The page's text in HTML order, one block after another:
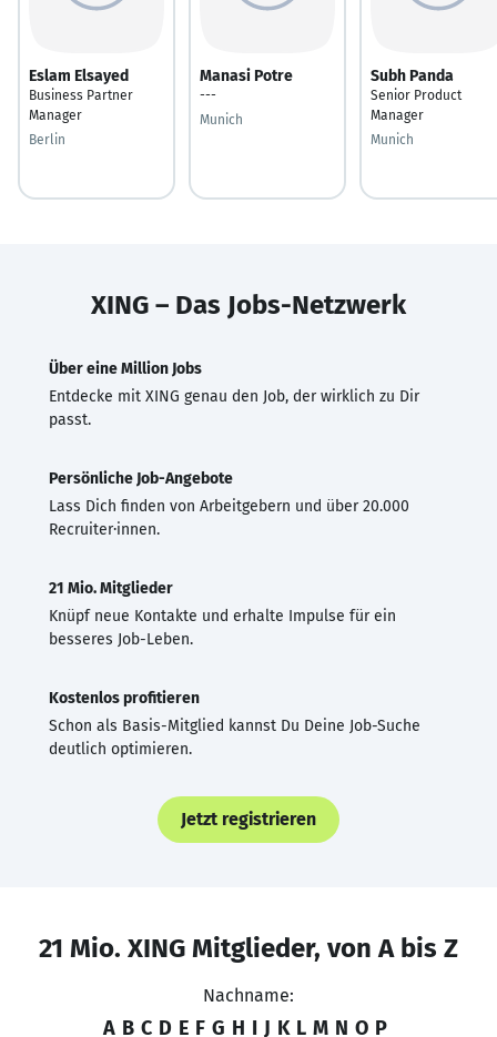
Eslam Elsayed
Business Partner
Manager
Berlin
Manasi Potre
---
Munich
Subh Panda
Senior Product
Manager
Munich
XING – Das Jobs-Netzwerk
Über eine Million Jobs
Entdecke mit XING genau den Job, der wirklich zu Dir
passt.
Persönliche Job-Angebote
Lass Dich finden von Arbeitgebern und über 20.000
Recruiter·innen.
21 Mio. Mitglieder
Knüpf neue Kontakte und erhalte Impulse für ein
besseres Job-Leben.
Kostenlos profitieren
Schon als Basis-Mitglied kannst Du Deine Job-Suche
deutlich optimieren.
Jetzt registrieren
21 Mio. XING Mitglieder, von A bis Z
Nachname:
A B C D E F G H I J K L M N O P